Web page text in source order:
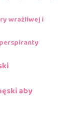
wrażliwej i
aby